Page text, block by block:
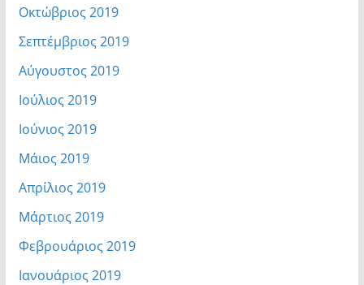
Οκτώβριος 2019
Σεπτέμβριος 2019
Αύγουστος 2019
Ιούλιος 2019
Ιούνιος 2019
Μάιος 2019
Απρίλιος 2019
Μάρτιος 2019
Φεβρουάριος 2019
Ιανουάριος 2019